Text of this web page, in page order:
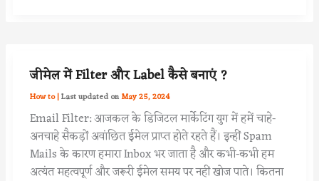
जीमेल में Filter और Label कैसे बनाएं ?
How to| May 25, 2024
Email Filter: आजकल के डिजिटल मार्केटिंग युग में हमें चाहे-
अनचाहे सैकड़ों अवांछित ईमेल प्राप्त होते रहते हैं। इन्हीं Spam
Mails के कारण हमारा Inbox भर जाता है और कभी-कभी हम
अत्यंत महत्वपूर्ण और जरूरी ईमेल समय पर नहीं खोज पाते। कितना